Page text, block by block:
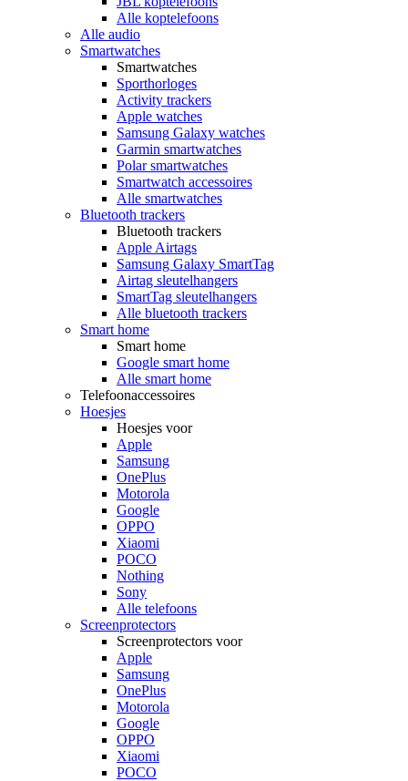
Alle koptelefoons
Alle audio
Smartwatches
Smartwatches
Sporthorloges
Activity trackers
Apple watches
Samsung Galaxy watches
Garmin smartwatches
Polar smartwatches
Smartwatch accessoires
Alle smartwatches
Bluetooth trackers
Bluetooth trackers
Apple Airtags
Samsung Galaxy SmartTag
Airtag sleutelhangers
SmartTag sleutelhangers
Alle bluetooth trackers
Smart home
Smart home
Google smart home
Alle smart home
Telefoonaccessoires
Hoesjes
Hoesjes voor
Apple
Samsung
OnePlus
Motorola
Google
OPPO
Xiaomi
POCO
Nothing
Sony
Alle telefoons
Screenprotectors
Screenprotectors voor
Apple
Samsung
OnePlus
Motorola
Google
OPPO
Xiaomi
POCO